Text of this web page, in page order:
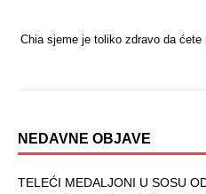
Chia sjeme je toliko zdravo da ćete
NEDAVNE OBJAVE
TELEĆI MEDALJONI U SOSU